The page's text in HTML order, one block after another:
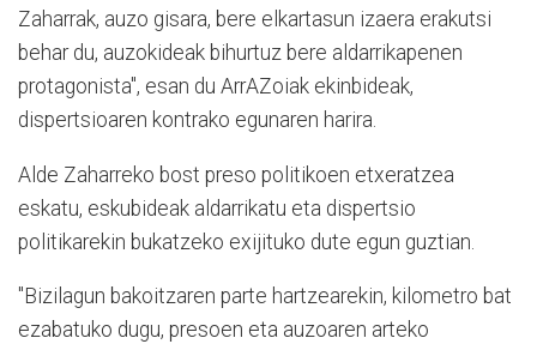
Zaharrak, auzo gisara, bere elkartasun izaera erakutsi
behar du, auzokideak bihurtuz bere aldarrikapenen
protagonista", esan du ArrAZoiak ekinbideak,
dispertsioaren kontrako egunaren harira.
Alde Zaharreko bost preso politikoen etxeratzea
eskatu, eskubideak aldarrikatu eta dispertsio
politikarekin bukatzeko exijituko dute egun guztian.
"Bizilagun bakoitzaren parte hartzearekin, kilometro bat
ezabatuko dugu, presoen eta auzoaren arteko